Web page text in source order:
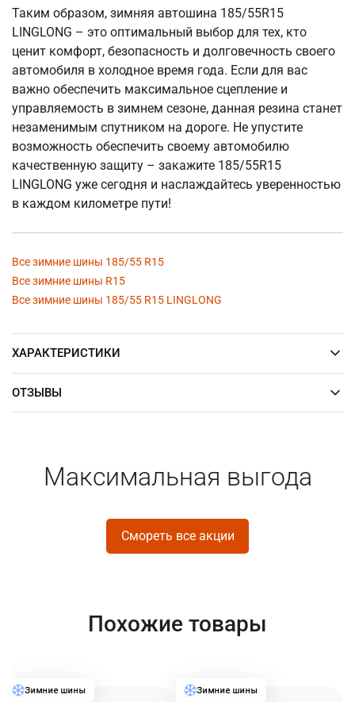
Таким образом, зимняя автошина 185/55R15
LINGLONG – это оптимальный выбор для тех, кто
ценит комфорт, безопасность и долговечность своего
автомобиля в холодное время года. Если для вас
важно обеспечить максимальное сцепление и
управляемость в зимнем сезоне, данная резина станет
незаменимым спутником на дороге. Не упустите
возможность обеспечить своему автомобилю
качественную защиту – закажите 185/55R15
LINGLONG уже сегодня и наслаждайтесь уверенностью
в каждом километре пути!
Все зимние шины 185/55 R15
Все зимние шины R15
Все зимние шины 185/55 R15 LINGLONG
ХАРАКТЕРИСТИКИ
ОТЗЫВЫ
Максимальная выгода
Смореть все акции
Похожие товары